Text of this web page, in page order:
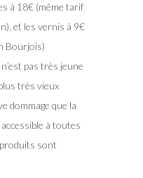
à 18€ (même tarif
et les vernis à 9€
Bourjois)
pas très jeune
très vieux
dommage que la
à toutes
sont